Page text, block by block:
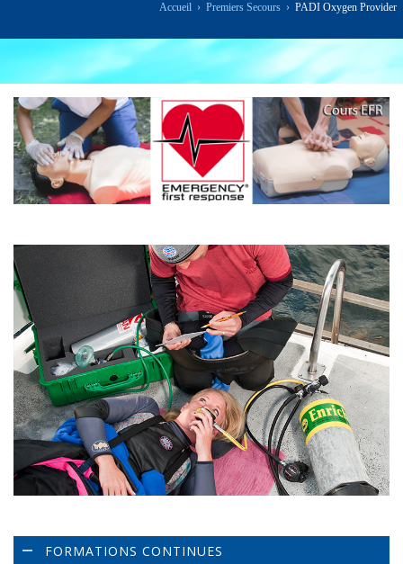
Accueil› Premiers Secours› PADI Oxygen Provider
FORMATIONS CONTINUES